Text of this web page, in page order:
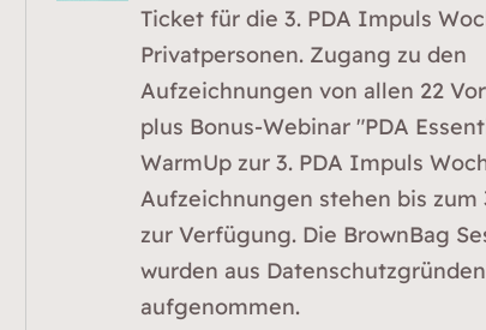
Ticket für die 3. PDA Impuls
Privatpersonen. Zugang zu den
Aufzeichnungen von allen 22
plus Bonus-Webinar "PDA
WarmUp zur 3. PDA Impuls
Aufzeichnungen stehen bis zum
zur Verfügung. Die BrownBag
wurden aus
aufgenommen.